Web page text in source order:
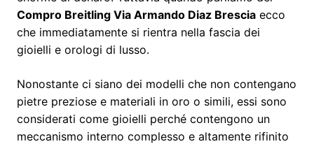
Compro Breitling Via Armando Diaz Brescia ecco
che immediatamente si rientra nella fascia dei
gioielli e orologi di lusso.
Nonostante ci siano dei modelli che non contengano
pietre preziose e materiali in oro o simili, essi sono
considerati come gioielli perché contengono un
meccanismo interno complesso e altamente rifinito